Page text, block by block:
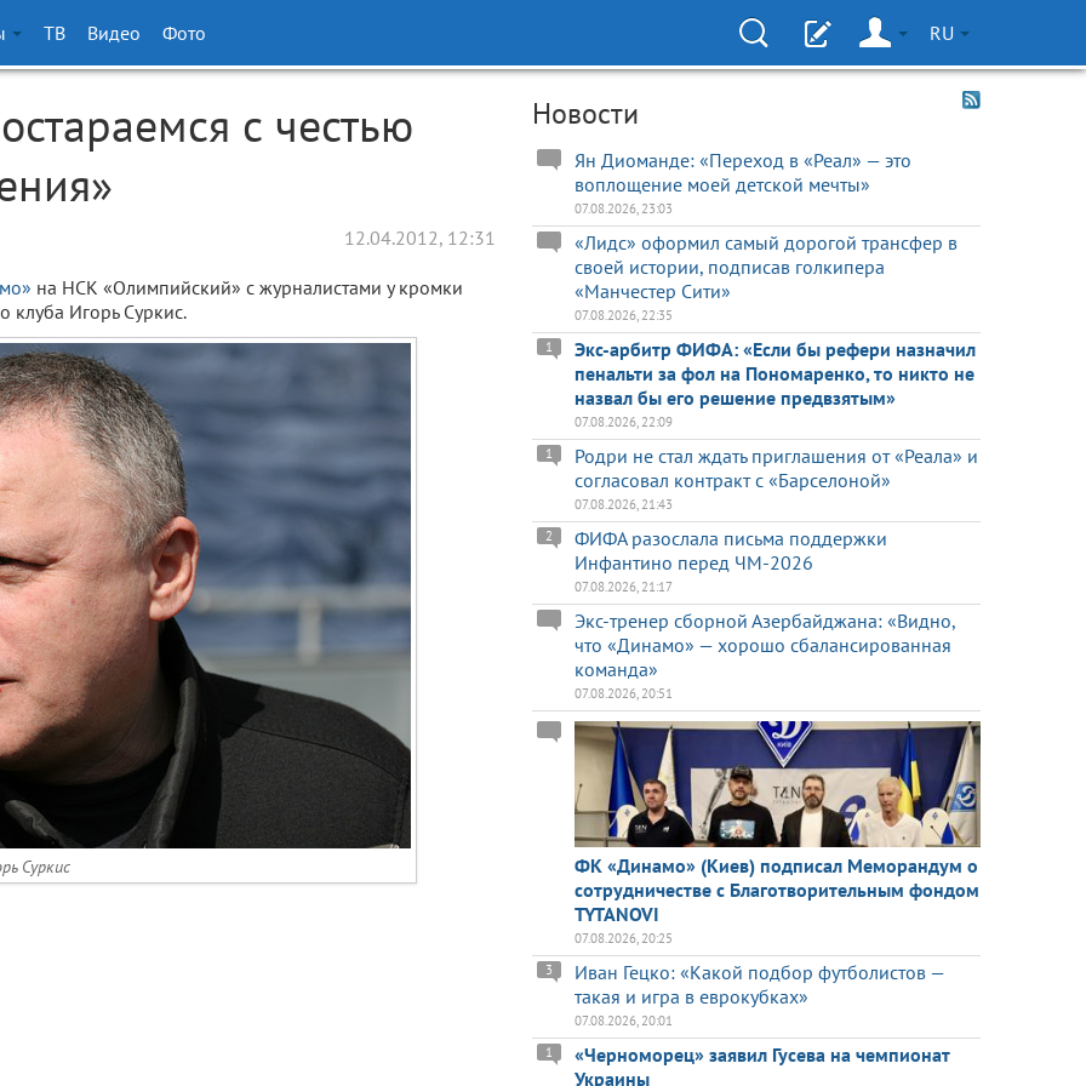
ТВ Видео Фото RU
с честью
12.04.2012, 12:31
на НСК «Олимпийский» с журналистами у кромки
клуба Игорь Суркис.
Суркис
Новости
Ян Диоманде: «Переход в «Реал» — это
воплощение моей детской мечты»
07.08.2026, 23:03
«Лидс» оформил самый дорогой трансфер в
своей истории, подписав голкипера
«Манчестер Сити»
07.08.2026, 22:35
Экс-арбитр ФИФА: «Если бы рефери назначил
пенальти за фол на Пономаренко, то никто не
назвал бы его решение предвзятым»
1
07.08.2026, 22:09
Родри не стал ждать приглашения от «Реала» и
согласовал контракт с «Барселоной»
1
07.08.2026, 21:43
ФИФА разослала письма поддержки
Инфантино перед ЧМ-2026
2
07.08.2026, 21:17
Экс-тренер сборной Азербайджана: «Видно,
что «Динамо» — хорошо сбалансированная
команда»
07.08.2026, 20:51
ФК «Динамо» (Киев) подписал Меморандум о
сотрудничестве с Благотворительным фондом
TYTANOVI
07.08.2026, 20:25
Иван Гецко: «Какой подбор футболистов —
такая и игра в еврокубках»
3
07.08.2026, 20:01
«Черноморец» заявил Гусева на чемпионат
Украины
1